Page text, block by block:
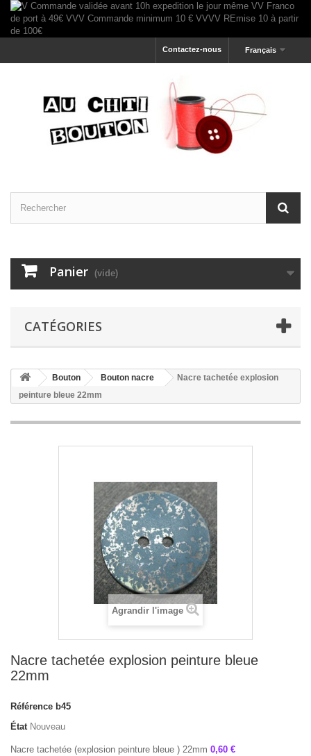
Français
Contactez-nous
Panier (vide)
CATÉGORIES
Bouton Bouton nacre
Nacre tachetée explosion
peinture bleue 22mm
Agrandir l'image
Nacre tachetée explosion peinture bleue
22mm
Référence b45
État Nouveau
Nacre tachetée (explosion peinture bleue ) 22mm 0,60 €